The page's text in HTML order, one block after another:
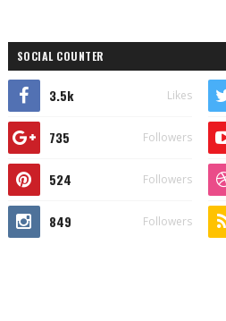
SOCIAL COUNTER
3.5k Likes
735 Followers
524 Followers
849 Followers